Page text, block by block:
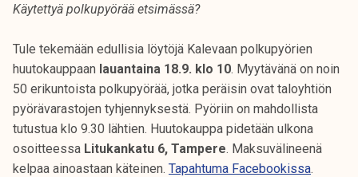
Käytettyä polkupyörää etsimässä?
Tule tekemään edullisia löytöjä Kalevaan polkupyörien
huutokauppaan lauantaina 18.9. klo 10. Myytävänä on noin
50 erikuntoista polkupyörää, jotka peräisin ovat taloyhtiön
pyörävarastojen tyhjennyksestä. Pyöriin on mahdollista
tutustua klo 9.30 lähtien. Huutokauppa pidetään ulkona
osoitteessa Litukankatu 6, Tampere. Maksuvälineenä
kelpaa ainoastaan käteinen. Tapahtuma Facebookissa.